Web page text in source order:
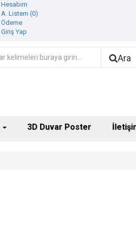
Hesabım
A. Listem (0)
Ödeme
Giriş Yap
Ara
3D Duvar Poster